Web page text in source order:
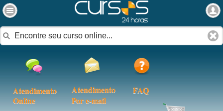
Atendimento
Online
Atendimento
Por e-mail
FAQ